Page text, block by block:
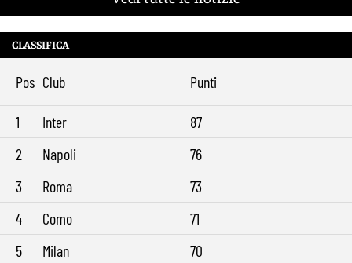
CLASSIFICA
Pos Club Punti
1 Inter
87
2
Napoli
76
3
Roma
73
4
Como
71
5
Milan 70